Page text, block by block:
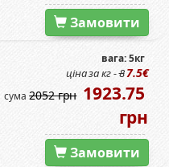
Замовити
вага: 5кг
ціна за кг -87.5€
сума2052 грн 1923.75
грн
Замовити